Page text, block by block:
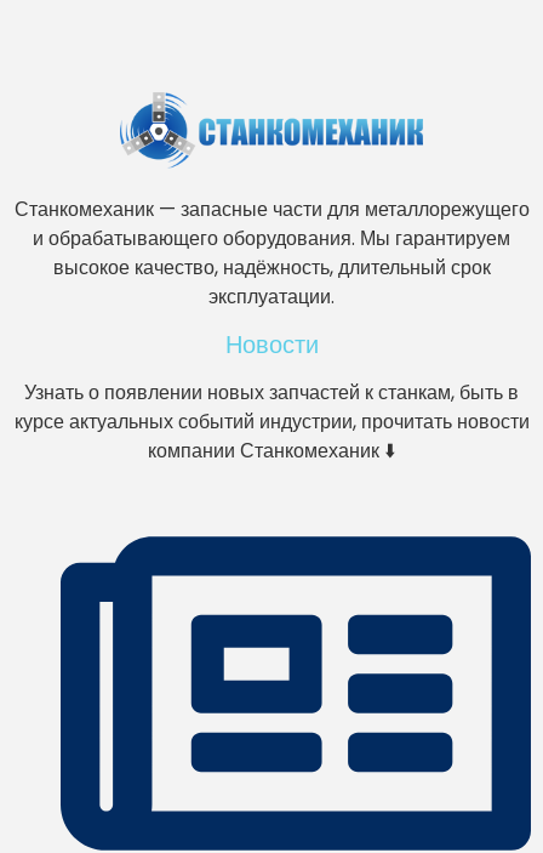
Станкомеханик — запасные части для металлорежущего
и обрабатывающего оборудования. Мы гарантируем
высокое качество, надёжность, длительный срок
эксплуатации.
Новости
Узнать о появлении новых запчастей к станкам, быть в
курсе актуальных событий индустрии, прочитать новости
компании Станкомеханик ⬇️